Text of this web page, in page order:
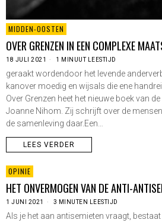
MIDDEN-OOSTEN
OVER GRENZEN IN EEN COMPLEXE
18 JULI 2021 1 MINUUT LEESTIJD
geraakt wordendoor het levende
kanover moedig en wijsals die ene
Over Grenzen heet het nieuwe boek van
Joanne Nihom. Zij schrijft over de
de samenleving daar.Een…
LEES VERDER
OPINIE
HET ONVERMOGEN VAN DE ANTI-
1 JUNI 2021 3 MINUTEN LEESTIJD
Als je het aan antisemieten vraagt,